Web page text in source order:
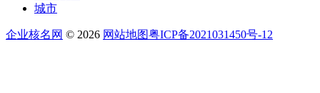
城市
企业核名网 © 2026 网站地图粤ICP备2021031450号-12